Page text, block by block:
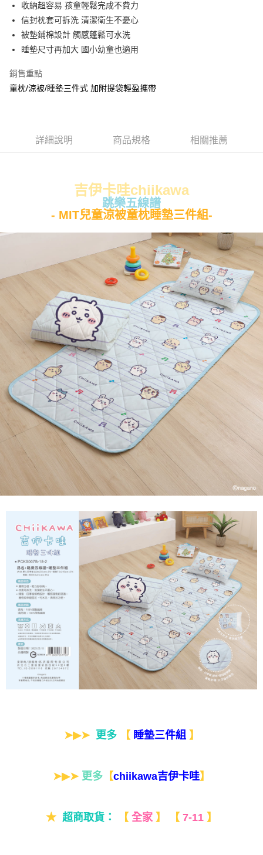
街口支付
悠遊付
Google Pay
ATM付款
每筆NT$60，滿NT$699(含以上)免運費
每筆NT$80，滿NT$699(含以上)免運費
收納超容易 孩童輕鬆完成不費力
信封枕套可拆洗 清潔衛生不憂心
被墊鋪棉設計 觸感蓬鬆可水洗
睡墊尺寸再加大 國小幼童也適用
銷售重點
童枕/涼被/睡墊三件式 加附提袋輕盈攜帶
詳細說明 商品規格 相關推薦
吉伊卡哇chiikawa
跳樂五線譜
- MIT兒童涼被童枕睡墊三件組-
➤▶➤ 更多 【 睡墊三件組 】
➤▶➤ 更多 【chiikawa吉伊卡哇】
★ 超商取貨： 【 全家 】 【 7-11 】